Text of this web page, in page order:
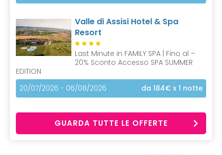
Valle di Assisi Hotel & Spa
Resort
Last Minute in FAMILY SPA | Fino al –
20% Sconto Accesso SPA SUMMER
EDITION
20/07/2026 - 06/08/2026
da 184€ x 1 notte
GUARDA TUTTE LE OFFERTE